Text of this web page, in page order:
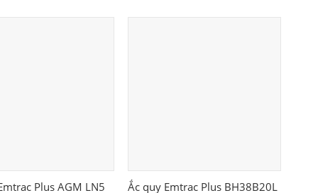
Plus AGM LN5
Ắc quy Emtrac Plus BH38B20L